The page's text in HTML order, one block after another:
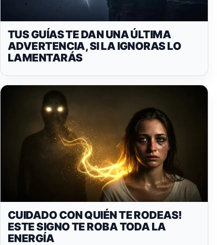
TUS GUÍAS TE DAN UNA ÚLTIMA
ADVERTENCIA, SI LA IGNORAS LO
LAMENTARÁS
CUIDADO CON QUIÉN TE RODEAS!
ESTE SIGNO TE ROBA TODA LA
ENERGÍA